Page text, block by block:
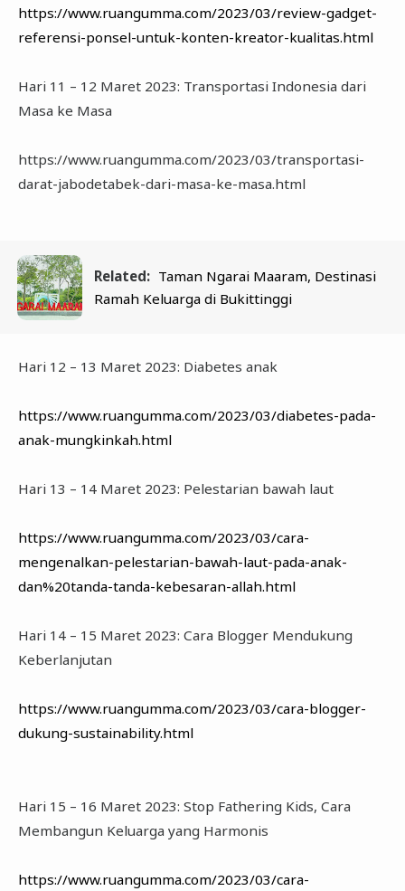
https://www.ruangumma.com/2023/03/review-gadget-
referensi-ponsel-untuk-konten-kreator-kualitas.html
Hari 11 – 12 Maret 2023: Transportasi Indonesia dari
Masa ke Masa
https://www.ruangumma.com/2023/03/transportasi-
darat-jabodetabek-dari-masa-ke-masa.html
Related: Taman Ngarai Maaram, Destinasi
Ramah Keluarga di Bukittinggi
Hari 12 – 13 Maret 2023: Diabetes anak
https://www.ruangumma.com/2023/03/diabetes-pada-
anak-mungkinkah.html
Hari 13 – 14 Maret 2023: Pelestarian bawah laut
https://www.ruangumma.com/2023/03/cara-
mengenalkan-pelestarian-bawah-laut-pada-anak-
dan%20tanda-tanda-kebesaran-allah.html
Hari 14 – 15 Maret 2023: Cara Blogger Mendukung
Keberlanjutan
https://www.ruangumma.com/2023/03/cara-blogger-
dukung-sustainability.html
Hari 15 – 16 Maret 2023: Stop Fathering Kids, Cara
Membangun Keluarga yang Harmonis
https://www.ruangumma.com/2023/03/cara-